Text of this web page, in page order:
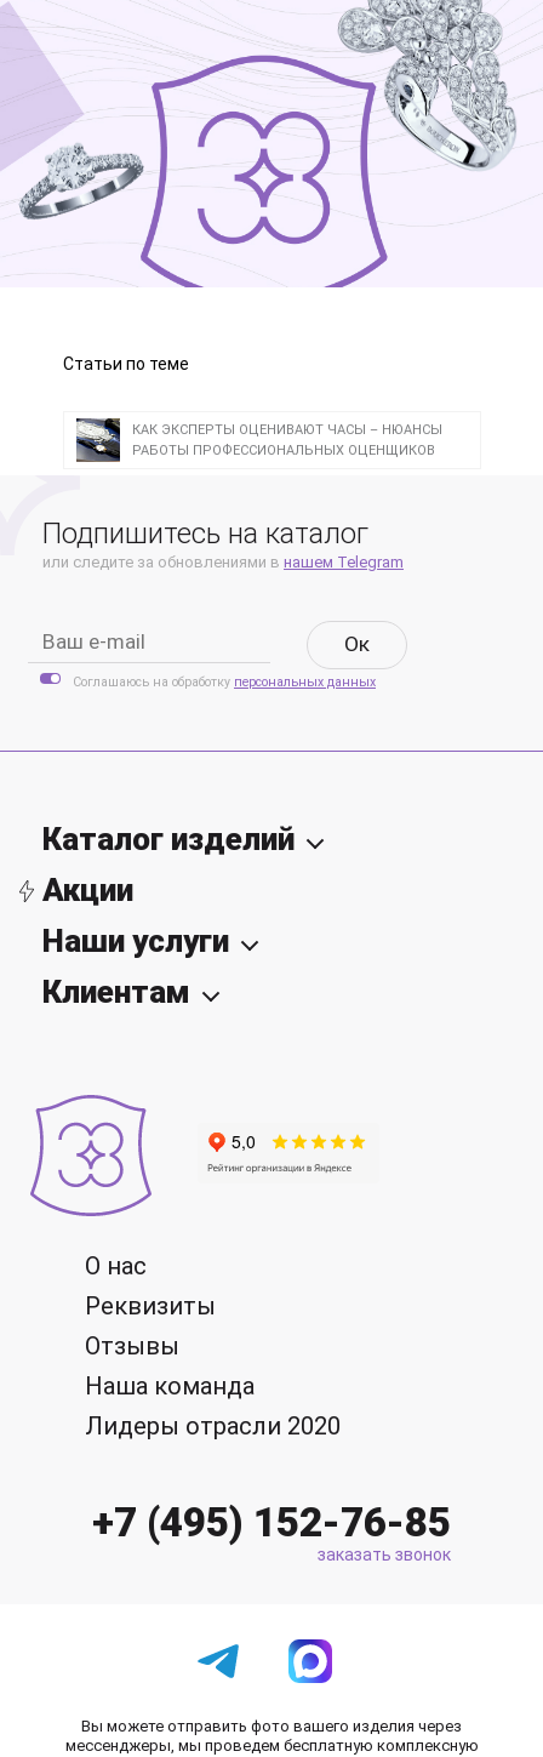
Статьи по теме
КАК ЭКСПЕРТЫ ОЦЕНИВАЮТ ЧАСЫ – НЮАНСЫ
РАБОТЫ ПРОФЕССИОНАЛЬНЫХ ОЦЕНЩИКОВ
Подпишитесь на каталог
или следите за обновлениями в нашем Telegram
Oк
Соглашаюсь на обработку персональных данных
О нас
Реквизиты
Отзывы
Наша команда
Лидеры отрасли 2020
+7 (495) 152-76-85
заказать звонок
Вы можете отправить фото вашего изделия через
мессенджеры, мы проведем бесплатную комплексную
Каталог изделий
Акции
Наши услуги
Клиентам